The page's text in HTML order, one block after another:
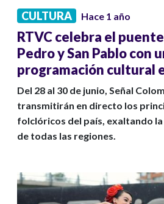
CULTURA Hace 1 año
RTVC celebra el
Pedro y San Pablo con
programación cultural
Del 28 al 30 de junio, Señal
transmitirán en directo los
folclóricos del país, exaltando
de todas las regiones.